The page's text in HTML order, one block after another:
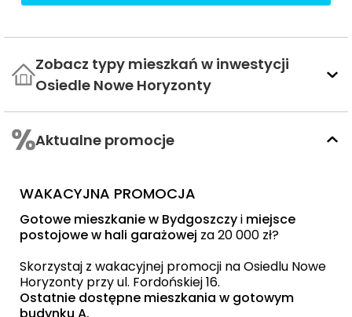
Zobacz typy mieszkań w inwestycji
Osiedle Nowe Horyzonty
Aktualne promocje
WAKACYJNA PROMOCJA
Gotowe mieszkanie w Bydgoszczyi miejsce
postojowe w hali garażowej za 20 000 zł?
Skorzystaj z wakacyjnej promocji na Osiedlu Nowe
Horyzonty przy ul. Fordońskiej 16.
Ostatnie dostępne mieszkania w gotowym